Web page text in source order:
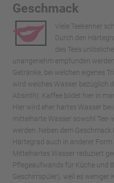
Geschmack
Viele Teekenner
Durch den
des Tees
unangenehm empfunden
Getränke, bei welchen eigenes
wird weiches Wasser bezüglich
Absinth). Kaffee bildet hier in
Hier wird eher hartes Wasser
mittelharte Wasser sowohl Tee-
werden. Neben dem
Härtegrad auch in anderer Form
Mittelhartes Wasser reduziert
Pflegeaufwands für Küche und
Geschirrspüler), weil es weniger